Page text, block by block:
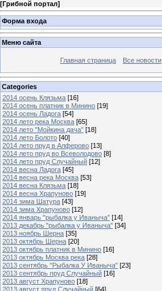
[Грибной портал]
Форма входа
Меню сайта
Главная страница Все новости
Categories
2014 осень Клязьма [16]
2014 осень платник в Минино [19]
2014 осень Ладога [54]
2014 лето река Москва [65]
2014 лето "Мойкина дача" [18]
2014 лето Болото [40]
2014 лето пруд в Алферово [13]
2014 лето пруд во Всеволодово [8]
2014 лето пруд Случайный [12]
2014 весна Ладога [45]
2014 весна река Москва [53]
2014 весна Клязьма [18]
2014 весна Храпуново [19]
2014 зима Шатура [43]
2014 зима Храпуново [12]
2014 январь "рыбалка у Иваныча" [14]
2013 декабрь "рыбалка у Иваныча" [34]
2013 ноябрь Шерна [35]
2013 октябрь Шерна [20]
2013 октябрь платник в Минино [16]
2013 октябрь Москва река [28]
2013 сентябрь "Рыбалка У Иваныча" [23]
2013 сентябрь пруд Случайный [16]
2013 август Храпуново [18]
2013 август пруд Случайный [64]